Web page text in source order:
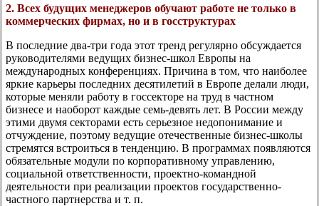
2. Всех будущих менеджеров обучают работе не только в
коммерческих фирмах, но и в госструктурах
В последние два-три года этот тренд регулярно обсуждается
руководителями ведущих бизнес-школ Европы на
международных конференциях. Причина в том, что наиболее
яркие карьеры последних десятилетий в Европе делали люди,
которые меняли работу в госсекторе на труд в частном
бизнесе и наоборот каждые семь-девять лет. В России между
этими двумя секторами есть серьезное недопонимание и
отчуждение, поэтому ведущие отечественные бизнес-школы
стремятся встроиться в тенденцию. В программах появляются
обязательные модули по корпоративному управлению,
социальной ответственности, проектно-командной
деятельности при реализации проектов государственно-
частного партнерства и т. п.